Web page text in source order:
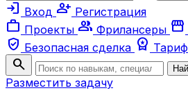
login Вход person_add Регистрация
work Проекты group Фрилансеры storefront
verified_user Безопасная сделка workspace_premium
search
Разместить задачу